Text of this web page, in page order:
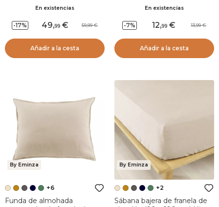
En existencias
-17% 49,99 59,99
Añadir a la cesta
Azul nocheEn existencias
-7% 12,99 13,99
Añadir a la cesta
By Eminza
+6
Funda de almohada
By Eminza
+2
Sábana bajera de franela de